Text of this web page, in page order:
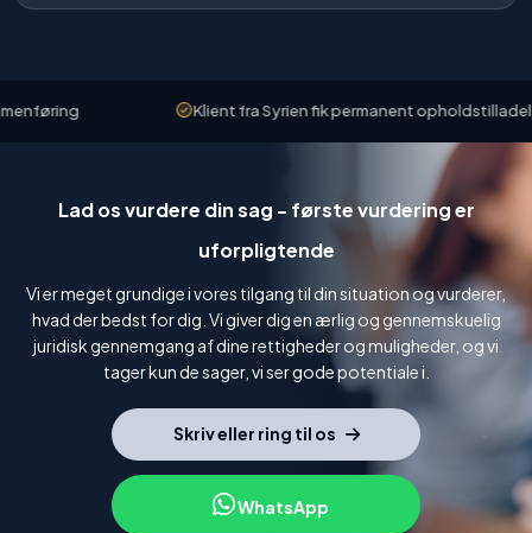
Klient fra Syrien fik permanent opholdstilladelse
Lad os vurdere din sag - første vurdering er
uforpligtende
Vi er meget grundige i vores tilgang til din situation og vurderer,
hvad der bedst for dig. Vi giver dig en ærlig og gennemskuelig
juridisk gennemgang af dine rettigheder og muligheder, og vi
tager kun de sager, vi ser gode potentiale i.
Skriv eller ring til os
WhatsApp